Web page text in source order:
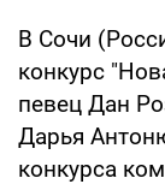
В Сочи
конкурс
певец Дан
Дарья
конкурса